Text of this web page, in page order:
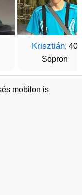
Krisztián, 40
Sopron
mobilon is